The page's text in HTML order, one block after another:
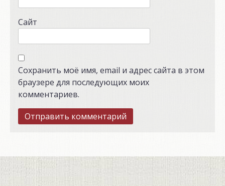
Сайт
Сохранить моё имя, email и адрес сайта в этом
браузере для последующих моих
комментариев.